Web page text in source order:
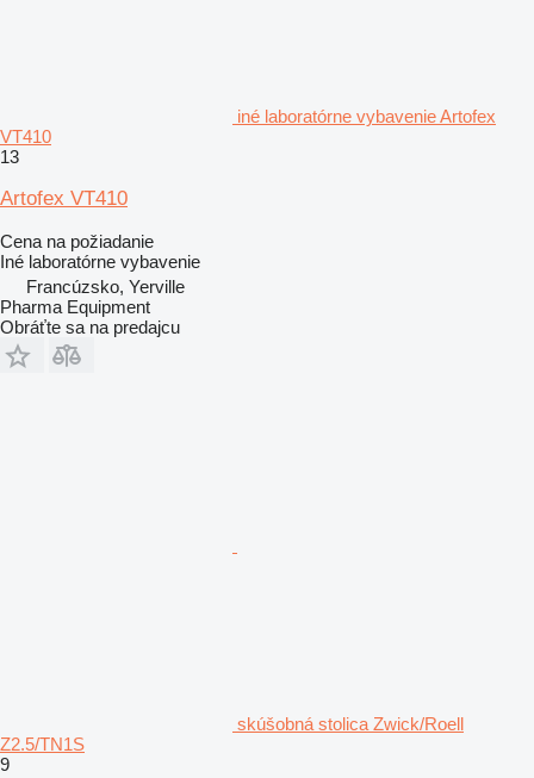
iné laboratórne vybavenie Artofex
VT410
13
Artofex VT410
Cena na požiadanie
Iné laboratórne vybavenie
Francúzsko, Yerville
Pharma Equipment
Obráťte sa na predajcu
skúšobná stolica Zwick/Roell
Z2.5/TN1S
9